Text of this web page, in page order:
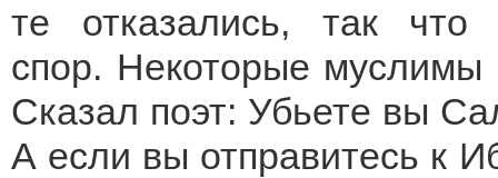
те отказались, так
спор. Некоторые муслимы
Сказал поэт: Убьете вы
А если вы отправитесь к